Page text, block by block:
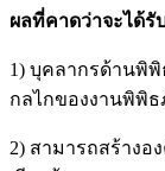
กลไกของงานพิพิ
เรียนรู้ และจากก